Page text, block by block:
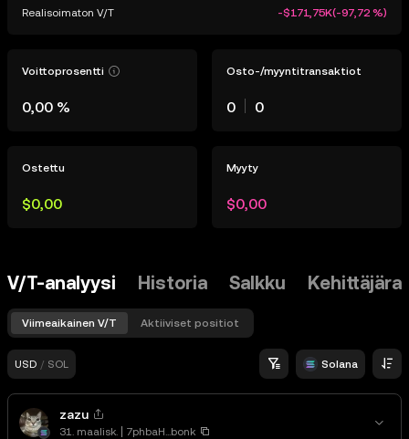
Realisoimaton V/T
-$171,75K(-97,72 %)
Voittoprosentti
0,00 %
Osto-/myyntitransaktiot
0 0
Ostettu
$0,00
Myyty
$0,00
V/T-analyysi Historia Salkku
Viimeaikainen V/T Aktiiviset positiot
USD / SOL Solana
zazu
31. maalisk. 7phbaH...bonk